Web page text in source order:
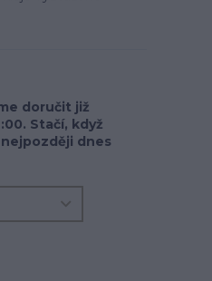
doručit již
Stačí, když
dnes